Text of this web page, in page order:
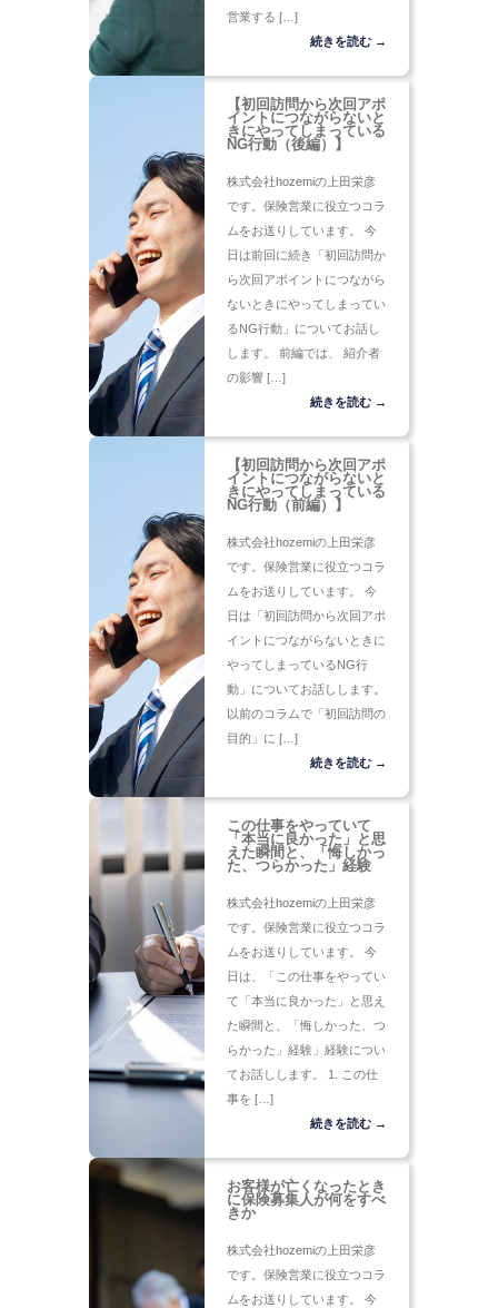
営業する […]
続きを読む →
【初回訪問から次回アポ
イントにつながらないと
きにやってしまっている
NG行動（後編）】
株式会社hozemiの上田栄彦
です。保険営業に役立つコラ
ムをお送りしています。 今
日は前回に続き「初回訪問か
ら次回アポイントにつながら
ないときにやってしまってい
るNG行動」についてお話し
します。 前編では、 紹介者
の影響 […]
続きを読む →
【初回訪問から次回アポ
イントにつながらないと
きにやってしまっている
NG行動（前編）】
株式会社hozemiの上田栄彦
です。保険営業に役立つコラ
ムをお送りしています。 今
日は「初回訪問から次回アポ
イントにつながらないときに
やってしまっているNG行
動」についてお話しします。
以前のコラムで「初回訪問の
目的」に […]
続きを読む →
この仕事をやっていて
「本当に良かった」と思
えた瞬間と、「悔しかっ
た、つらかった」経験
株式会社hozemiの上田栄彦
です。保険営業に役立つコラ
ムをお送りしています。 今
日は、「この仕事をやってい
て「本当に良かった」と思え
た瞬間と、「悔しかった、つ
らかった」経験」経験につい
てお話しします。 1. この仕
事を […]
続きを読む →
お客様が亡くなったとき
に保険募集人が何をすべ
きか
株式会社hozemiの上田栄彦
です。保険営業に役立つコラ
ムをお送りしています。 今